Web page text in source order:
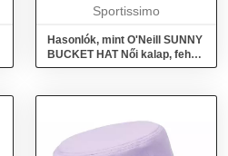
Sportissimo
Hasonlók, mint O'Neill SUNNY
BUCKET HAT Női kalap, fehér,
méret